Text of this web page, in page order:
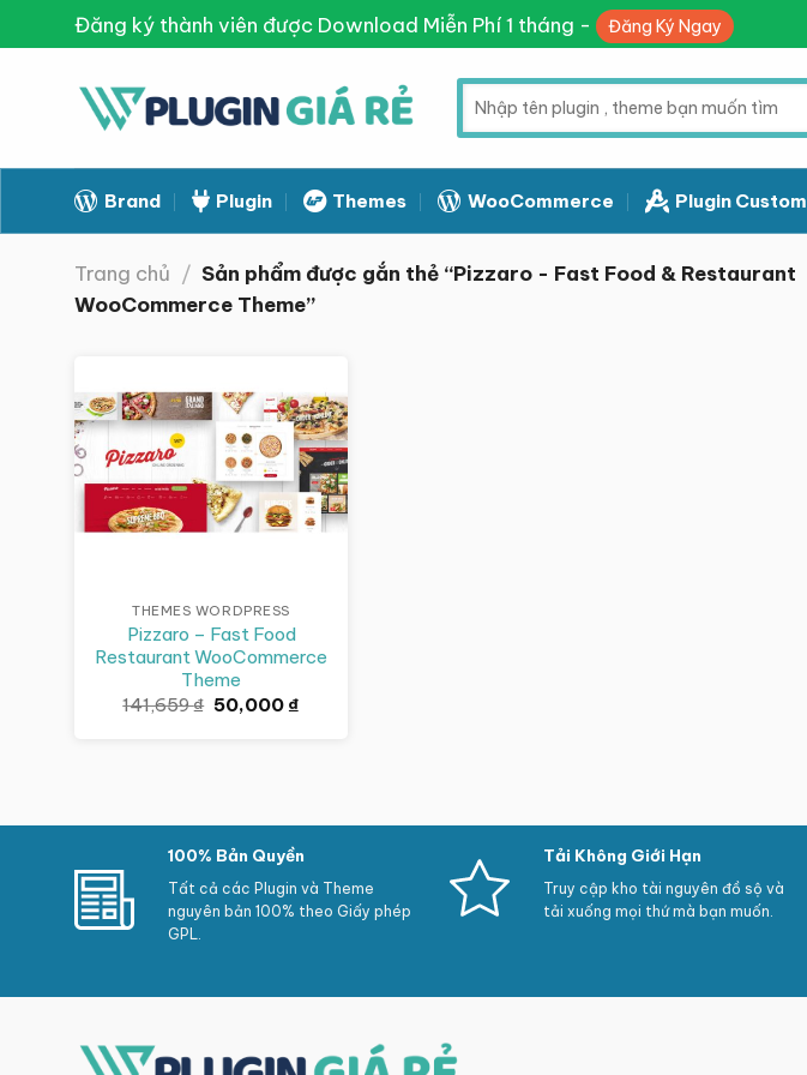
to
Đăng ký thành viên được Download Miễn Phí 1 tháng - Đăng Ký Ngay
Tìm
kiếm:
Brand Plugin Themes WooCommerce Plugin Custom
Trang chủ / Sản phẩm được gắn thẻ “Pizzaro - Fast Food & Restaurant
WooCommerce Theme”
THEMES WORDPRESS
Pizzaro – Fast Food
Restaurant WooCommerce
Theme
141,659₫ Giá
50,000 ₫Giá
100% Bản Quyền
Tất cả các Plugin và Theme
nguyên bản 100% theo Giấy phép
GPL.
Tải Không Giới Hạn
Truy cập kho tài nguyên đồ sộ và
tải xuống mọi thứ mà bạn muốn.